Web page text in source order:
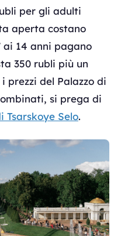
per gli adulti
aperta costano
14 anni pagano
350 rubli più un
prezzi del Palazzo di
si prega di
Tsarskoye Selo.